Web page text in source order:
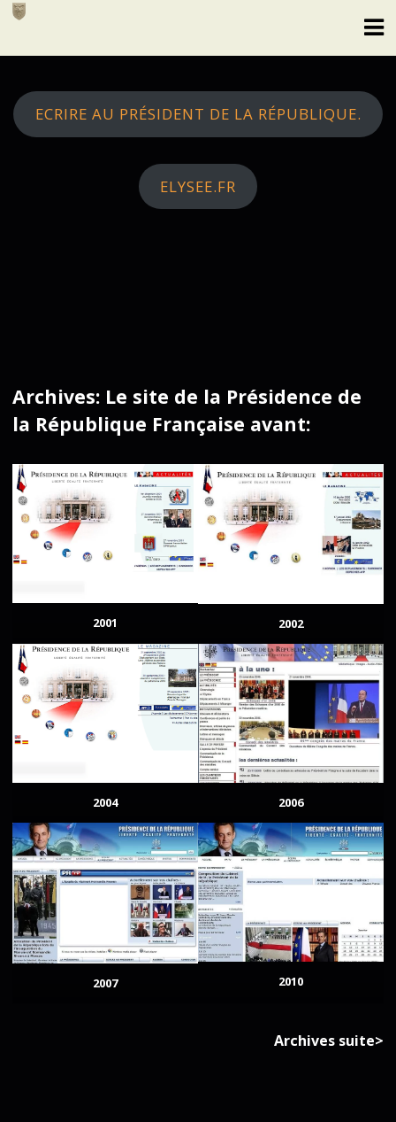
Skip
ECRIRE AU PRÉSIDENT DE LA RÉPUBLIQUE.
ELYSEE.FR
Archives: Le site de la Présidence de
la République Française avant:
2001 2002
2004 2006
2007 2010
Archives suite>